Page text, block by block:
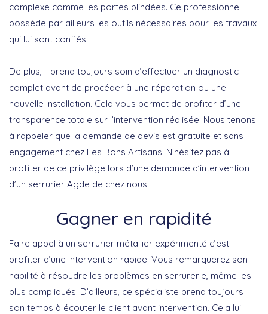
complexe comme les portes blindées. Ce professionnel
possède par ailleurs les outils nécessaires pour les travaux
qui lui sont confiés.
De plus, il prend toujours soin d’effectuer un diagnostic
complet avant de procéder à une réparation ou une
nouvelle installation. Cela vous permet de profiter d’une
transparence totale sur l’intervention réalisée. Nous tenons
à rappeler que la demande de devis est gratuite et sans
engagement chez Les Bons Artisans. N’hésitez pas à
profiter de ce privilège lors d’une demande d’intervention
d’un serrurier Agde de chez nous.
Gagner en rapidité
Faire appel à un serrurier métallier expérimenté c’est
profiter d’une intervention rapide. Vous remarquerez son
habilité à résoudre les problèmes en serrurerie, même les
plus compliqués. D’ailleurs, ce spécialiste prend toujours
son temps à écouter le client avant intervention. Cela lui